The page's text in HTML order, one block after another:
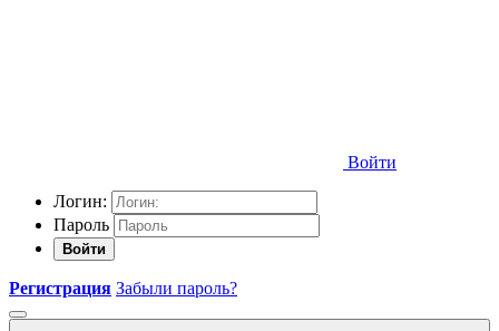
Войти
Логин:
Пароль
Войти
Регистрация Забыли пароль?